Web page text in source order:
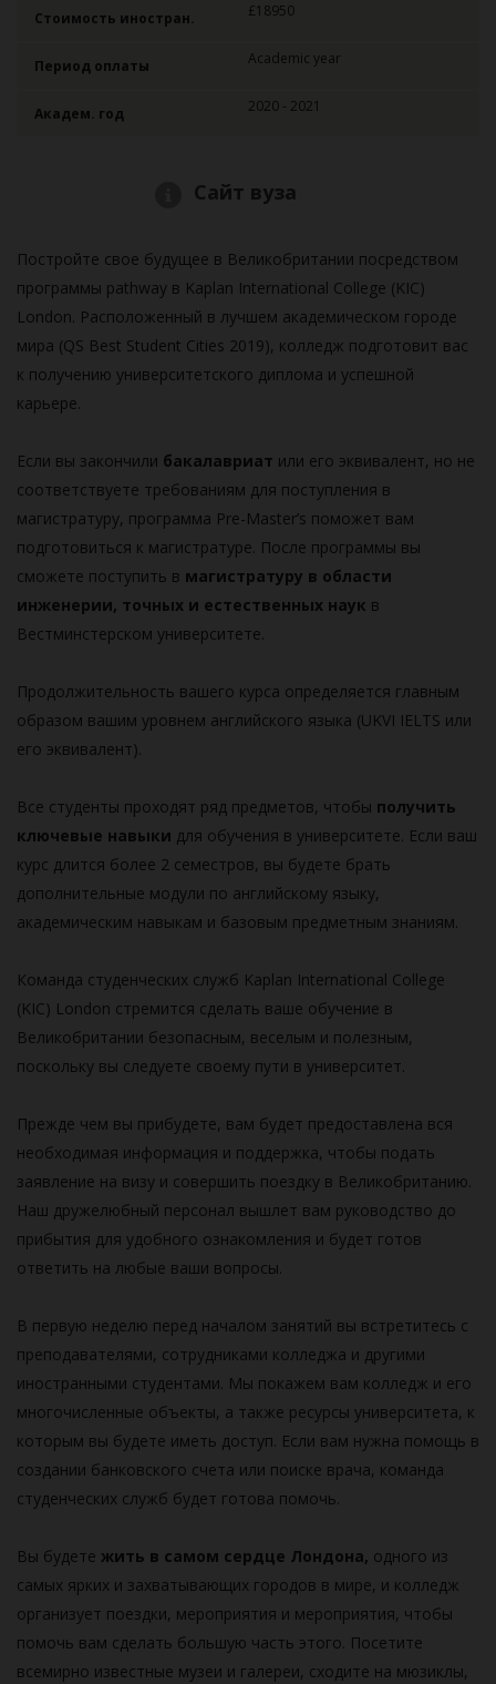
Стоимость иностран. £18950
Период оплаты Academic year
Академ. год 2020 - 2021
Сайт вуза
Постройте свое будущее в Великобритании посредством
программы pathway в Kaplan International College (KIC)
London. Расположенный в лучшем академическом городе
мира (QS Best Student Cities 2019), колледж подготовит вас
к получению университетского диплома и успешной
карьере.
Если вы закончили бакалавриат или его эквивалент, но не
соответствуете требованиям для поступления в
магистратуру, программа Pre-Master’s поможет вам
подготовиться к магистратуре. После программы вы
сможете поступить в магистратуру в области
инженерии, точных и естественных наук в
Вестминстерском университете.
Продолжительность вашего курса определяется главным
образом вашим уровнем английского языка (UKVI IELTS или
его эквивалент).
Все студенты проходят ряд предметов, чтобы получить
ключевые навыки для обучения в университете. Если ваш
курс длится более 2 семестров, вы будете брать
дополнительные модули по английскому языку,
академическим навыкам и базовым предметным знаниям.
Команда студенческих служб Kaplan International College
(KIC) London стремится сделать ваше обучение в
Великобритании безопасным, веселым и полезным,
поскольку вы следуете своему пути в университет.
Прежде чем вы прибудете, вам будет предоставлена вся
необходимая информация и поддержка, чтобы подать
заявление на визу и совершить поездку в Великобританию.
Наш дружелюбный персонал вышлет вам руководство до
прибытия для удобного ознакомления и будет готов
ответить на любые ваши вопросы.
В первую неделю перед началом занятий вы встретитесь с
преподавателями, сотрудниками колледжа и другими
иностранными студентами. Мы покажем вам колледж и его
многочисленные объекты, а также ресурсы университета, к
которым вы будете иметь доступ. Если вам нужна помощь в
создании банковского счета или поиске врача, команда
студенческих служб будет готова помочь.
Вы будете жить в самом сердце Лондона, одного из
самых ярких и захватывающих городов в мире, и колледж
организует поездки, мероприятия и мероприятия, чтобы
помочь вам сделать большую часть этого. Посетите
всемирно известные музеи и галереи, сходите на мюзиклы,